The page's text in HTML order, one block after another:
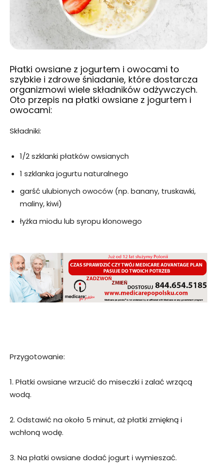
Płatki owsiane z jogurtem i owocami to
szybkie i zdrowe śniadanie, które dostarcza
organizmowi wiele składników odżywczych.
Oto przepis na płatki owsiane z jogurtem i
owocami:
Składniki:
1/2 szklanki płatków owsianych
1 szklanka jogurtu naturalnego
garść ulubionych owoców (np. banany, truskawki,
maliny, kiwi)
łyżka miodu lub syropu klonowego
Przygotowanie:
1. Płatki owsiane wrzucić do miseczki i zalać wrzącą
wodą.
2. Odstawić na około 5 minut, aż płatki zmiękną i
wchłoną wodę.
3. Na płatki owsiane dodać jogurt i wymieszać.